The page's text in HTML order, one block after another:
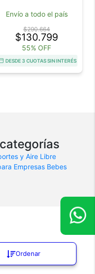
Ordenar
Envío a todo el país
$290.664
$130.799
55% OFF
DESDE 3 CUOTAS SIN INTERÉS
y Aire Libre
Empresas Bebes